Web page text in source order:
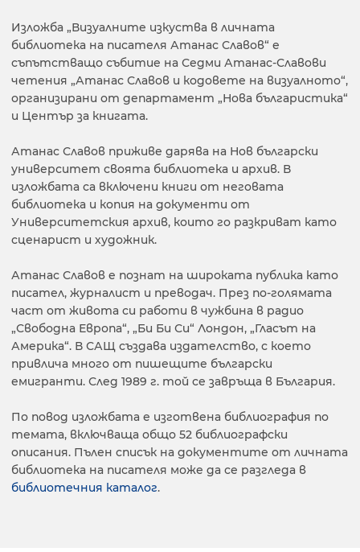
Изложба „Визуалните изкуства в личната
библиотека на писателя Атанас Славов“ е
съпътстващо събитие на Седми Атанас-Славови
четения „Атанас Славов и кодовете на визуалното“,
организирани от департамент „Нова българистика“
и Център за книгата.
Атанас Славов приживе дарява на Нов български
университет своята библиотека и архив. В
изложбата са включени книги от неговата
библиотека и копия на документи от
Университетския архив, които го разкриват като
сценарист и художник.
Атанас Славов e познат на широката публика като
писател, журналист и преводач. През по-голямата
част от живота си работи в чужбина в радио
„Свободна Европа“, „Би Би Си“ Лондон, „Гласът на
Америка“. В САЩ създава издателство, с което
привлича много от пишещите български
емигранти. След 1989 г. той се завръща в България.
По повод изложбата е изготвена библиография по
темата, включваща общо 52 библиографски
описания. Пълен списък на документите от личната
библиотека на писателя може да се разгледа в
библиотечния каталог.